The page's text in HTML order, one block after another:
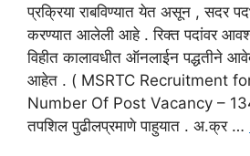
प्रक्रिया राबविण्यात येत असून , सदर
करण्यात आलेली आहे . रिक्त पदांवर
विहीत कालावधीत ऑनलाईन पद्धतीने
आहेत . ( MSRTC Recruitment
Number Of Post Vacancy – 134
तपशिल पुढीलप्रमाणे पाहुयात . अ.क्र …